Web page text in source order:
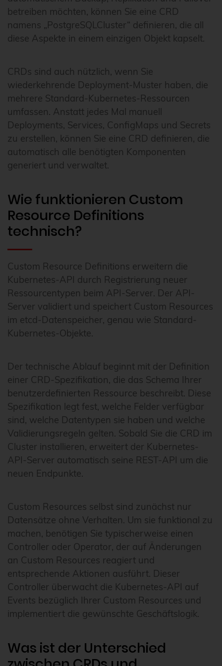
betreiben möchten, können Sie eine CRD
namens „PostgreSQLCluster“ definieren, die all
diese Aspekte in einem einzigen Objekt kapselt.
CRDs sind auch nützlich, wenn Sie
wiederkehrende Deployment-Muster haben, die
mehrere Standard-Kubernetes-Ressourcen
umfassen. Anstatt jedes Mal manuell
Deployments, Services, ConfigMaps und Secrets
zu erstellen, können Sie eine CRD definieren, die
automatisch alle benötigten Komponenten
generiert und verwaltet.
Wie funktionieren Custom
Resource Definitions
technisch?
Custom Resource Definitions erweitern die
Kubernetes-API durch Registrierung neuer
Ressourcentypen beim API-Server. Der API-
Server validiert und speichert Custom Resources
im etcd-Datenspeicher, genau wie Standard-
Kubernetes-Objekte.
Der technische Ablauf beginnt mit der Definition
einer CRD-Spezifikation, die das Schema Ihrer
benutzerdefinierten Ressource beschreibt. Diese
Spezifikation legt fest, welche Felder verfügbar
sind, welche Datentypen sie haben und welche
Validierungsregeln gelten. Sobald Sie die CRD im
Cluster installieren, erweitert der Kubernetes-
API-Server automatisch seine REST-API um die
neuen Endpunkte.
Custom Resources selbst sind zunächst nur
Datensätze ohne Verhalten. Um sie funktional zu
machen, benötigen Sie typischerweise einen
Controller oder Operator, der auf Änderungen
an Custom Resources reagiert und
entsprechende Aktionen ausführt. Dieser
Controller überwacht die Kubernetes-API auf
Events bezüglich Ihrer Custom Resources und
implementiert die gewünschte Geschäftslogik.
Was ist der Unterschied